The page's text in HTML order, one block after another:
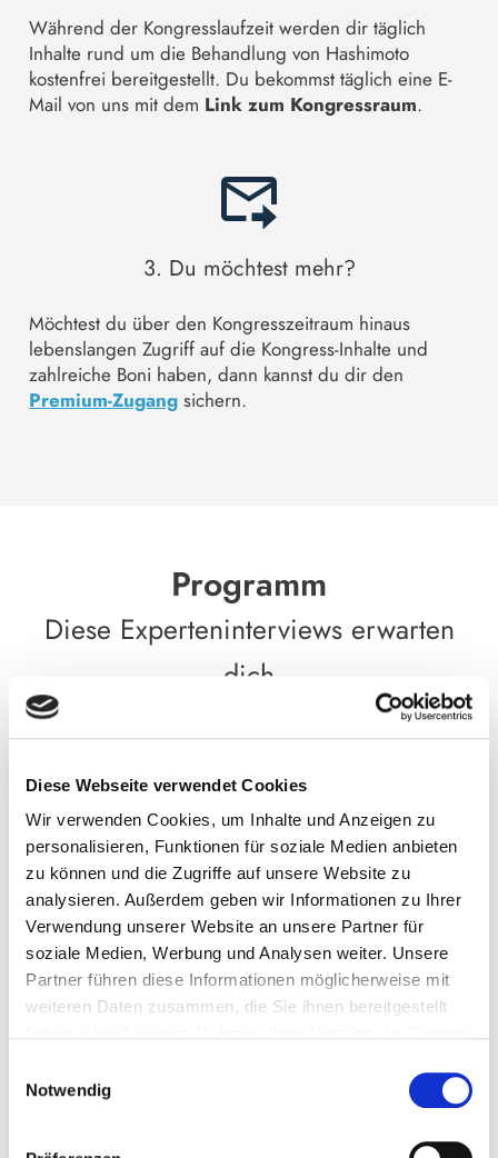
Diese Webseite verwendet Cookies
Wir verwenden Cookies, um Inhalte und Anzeigen zu
personalisieren, Funktionen für soziale Medien anbieten
zu können und die Zugriffe auf unsere Website zu
analysieren. Außerdem geben wir Informationen zu Ihrer
Verwendung unserer Website an unsere Partner für
soziale Medien, Werbung und Analysen weiter. Unsere
Partner führen diese Informationen möglicherweise mit
weiteren Daten zusammen, die Sie ihnen bereitgestellt
Einstellungen widerrufen oder ändern:
. Es befindet sich auch ein Link in der
Fußzeile zu den Einstellungen der Cookies um diese
Notwendig
Während der Kongresslaufzeit werden dir täglich
Inhalte rund um die Behandlung von Hashimoto
kostenfrei bereitgestellt. Du bekommst täglich eine E-
Mail von uns mit dem Link zum Kongressraum.
3. Du möchtest mehr?
Möchtest du über den Kongresszeitraum hinaus
lebenslangen Zugriff auf die Kongress-Inhalte und
zahlreiche Boni haben, dann kannst du dir den
Premium-Zugang sichern.
Programm
Diese Experteninterviews erwarten
dich
Tag 1 – Freitag, 11.09.
Christina Winzig
Molekularmedizinerin und Medizinredakteurin
Hashimoto verstehen – Ursachen, Symptome &
Behandlung